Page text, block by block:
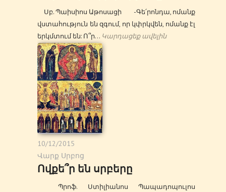
Սբ. Պաիսիոս Աթոսացի -Գե՛րոնդա, ոմանք
վստահություն են զգում, որ կփրկվեն, ոմանք էլ
երկմտում են: Ո՞ր… Կարդացեք ավելին
10/12/2015
Վարք Սրբոց
Ովքե՞ր են սրբերը
Պրոֆ. Ստիլիանոս Պապադոպուլոս